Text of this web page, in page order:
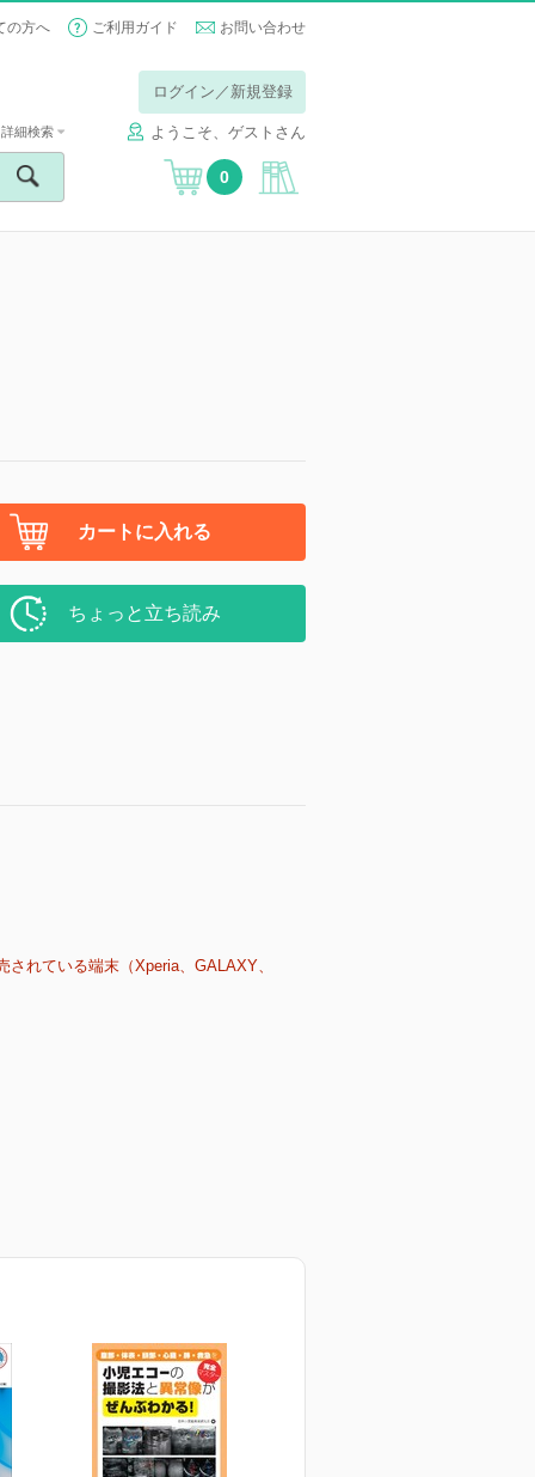
の方へ ご利用ガイド お問い合わせ
ログイン／新規登録
ようこそ、ゲストさん
詳細検索
0
カートに入れる
ちょっと立ち読み
れている端末（Xperia、GALAXY、